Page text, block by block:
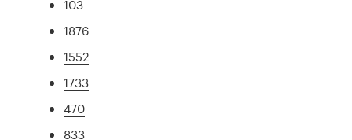
103
1876
1552
1733
470
833